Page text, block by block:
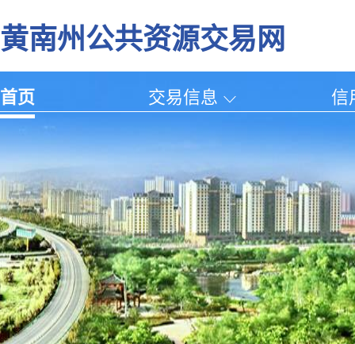
黄南州公共资源交易网
首页 交易信息 信